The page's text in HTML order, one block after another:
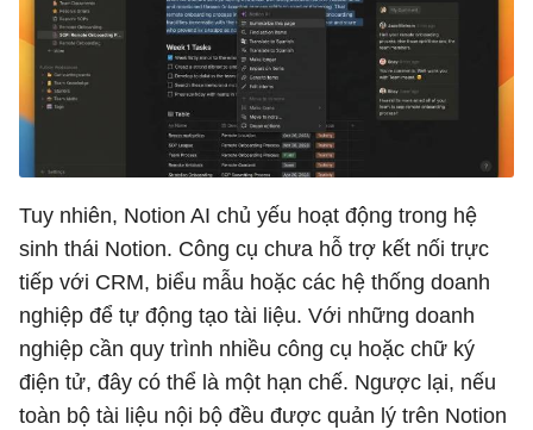
Tuy nhiên, Notion AI chủ yếu hoạt động trong hệ
sinh thái Notion. Công cụ chưa hỗ trợ kết nối trực
tiếp với CRM, biểu mẫu hoặc các hệ thống doanh
nghiệp để tự động tạo tài liệu. Với những doanh
nghiệp cần quy trình nhiều công cụ hoặc chữ ký
điện tử, đây có thể là một hạn chế. Ngược lại, nếu
toàn bộ tài liệu nội bộ đều được quản lý trên Notion